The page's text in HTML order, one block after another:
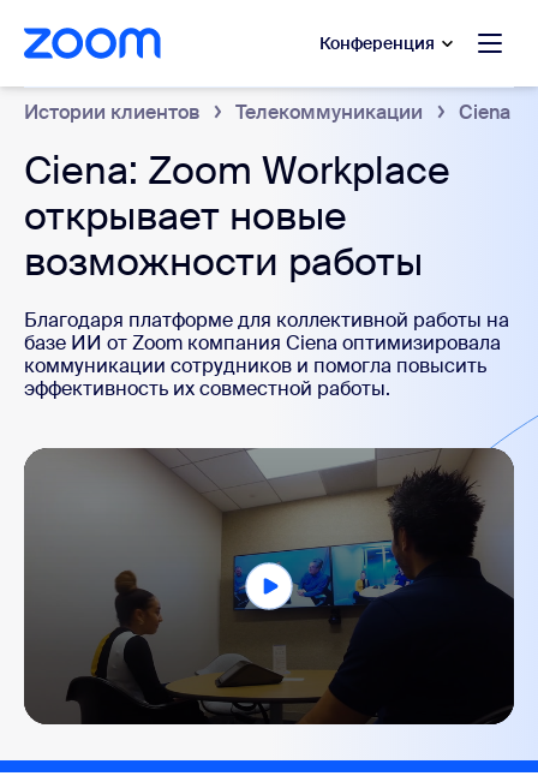
содержанию
в чат помощи Конференция
Истории клиентов Телекоммуникации Ciena
Ciena: Zoom Workplace
открывает новые
возможности работы
Благодаря платформе для коллективной работы на
базе ИИ от Zoom компания Ciena оптимизировала
коммуникации сотрудников и помогла повысить
эффективность их совместной работы.
of